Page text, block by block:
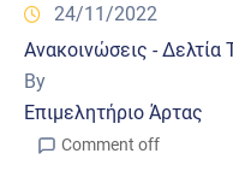
24/11/2022
Ανακοινώσεις - Δελτία
By
Επιμελητήριο Άρτας
Comment off